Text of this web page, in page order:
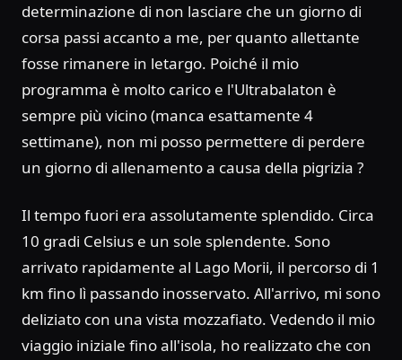
determinazione di non lasciare che un giorno di
corsa passi accanto a me, per quanto allettante
fosse rimanere in letargo. Poiché il mio
programma è molto carico e l'Ultrabalaton è
sempre più vicino (manca esattamente 4
settimane), non mi posso permettere di perdere
un giorno di allenamento a causa della pigrizia ?
Il tempo fuori era assolutamente splendido. Circa
10 gradi Celsius e un sole splendente. Sono
arrivato rapidamente al Lago Morii, il percorso di 1
km fino lì passando inosservato. All'arrivo, mi sono
deliziato con una vista mozzafiato. Vedendo il mio
viaggio iniziale fino all'isola, ho realizzato che con